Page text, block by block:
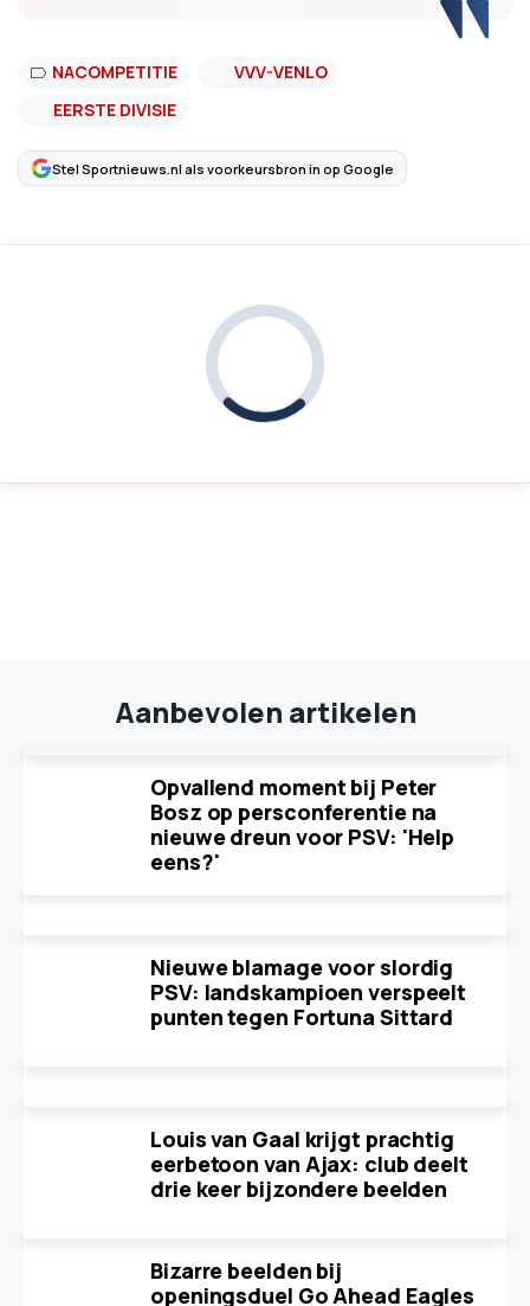
NACOMPETITIE
VVV-VENLO
EERSTE DIVISIE
Stel Sportnieuws.nl als voorkeursbron in op Google
Aanbevolen artikelen
Opvallend moment bij Peter
Bosz op persconferentie na
nieuwe dreun voor PSV: 'Help
eens?'
Nieuwe blamage voor slordig
PSV: landskampioen verspeelt
punten tegen Fortuna Sittard
Louis van Gaal krijgt prachtig
eerbetoon van Ajax: club deelt
drie keer bijzondere beelden
Bizarre beelden bij
openingsduel Go Ahead Eagles